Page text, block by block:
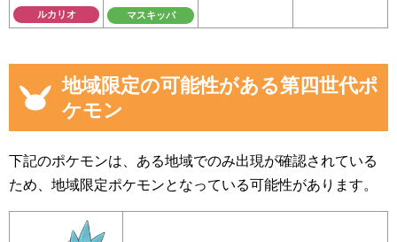
ルカリオ マスキッパ
地域限定の可能性がある第四世代ポ
ケモン
下記のポケモンは、ある地域でのみ出現が確認されている
ため、地域限定ポケモンとなっている可能性があります。